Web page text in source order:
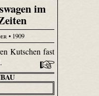
im
• 1909
Kutschen fast